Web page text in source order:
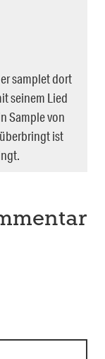
samplet dort
seinem Lied
Sample von
ist